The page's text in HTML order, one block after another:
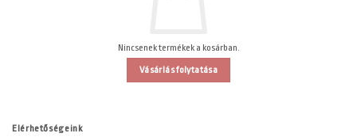
Nincsenek termékek a kosárban.
Vásárlás folytatása
Elérhetőségeink